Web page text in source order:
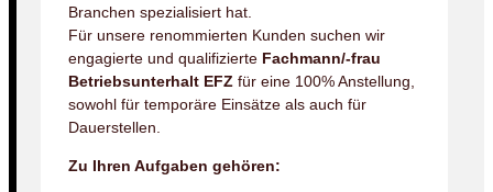
Branchen spezialisiert hat.
Für unsere renommierten Kunden suchen wir
engagierte und qualifizierte Fachmann/-frau
Betriebsunterhalt EFZ für eine 100% Anstellung,
sowohl für temporäre Einsätze als auch für
Dauerstellen.
Zu Ihren Aufgaben gehören: